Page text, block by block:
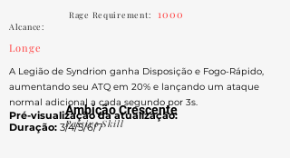
Rage Requirement: 1000
Alcance:
Longe
A Legião de Syndrion ganha Disposição e Fogo-Rápido,
aumentando seu ATQ em 20% e lançando um ataque
normal adicional a cada segundo por 3s.
Pré-visualização da atualização:
Duração: 3/4/5/6/7
Passive Skill
Ambição Crescente